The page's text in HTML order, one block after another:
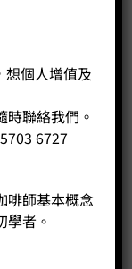
想個人增值及
聯絡我們。
6727
啡師基本概念
者。